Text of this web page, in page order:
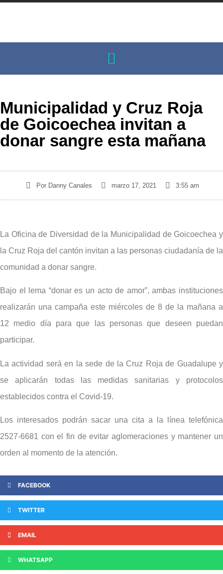
Municipalidad y Cruz Roja
de Goicoechea invitan a
donar sangre esta mañana
PorDanny Canales marzo 17, 2021 3:55 am
La Oficina de Diversidad de la Municipalidad de Goicoechea y
la Cruz Roja del cantón invitan a las personas ciudadanía de la
comunidad a donar sangre.
Bajo el lema “donar es un acto de amor”, ambas instituciones
realizarán una campaña este miércoles de 8 de la mañana a
12 medio día para que las personas que deseen puedan
participar.
La actividad será en la sede de la Cruz Roja de Guadalupe y
se aplicarán todas las medidas sanitarias y protocolos
establecidos contra el Covid-19.
Los interesados podrán sacar una cita a la línea telefónica
2527-6681 con el fin de evitar aglomeraciones y mantener un
orden al momento de la atención.
FACEBOOK
TWITTER
EMAIL
WHATSAPP